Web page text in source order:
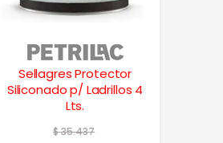
Sellagres Protector
Siliconado p/ Ladrillos 4
Lts.
$35.437